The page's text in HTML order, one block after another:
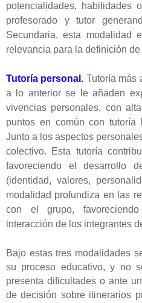
potencialidades, habilidades
profesorado y tutor
Secundaria, esta modalidad
relevancia para la definición
Tutoría personal. Tutoría más
a lo anterior se le añaden
vivencias personales, con alta
puntos en común con tutoría
Junto a los aspectos
colectivo. Esta tutoría
favoreciendo el desarrollo
(identidad, valores,
modalidad profundiza en las
con el grupo,
interacción de los integrantes
Bajo estas tres modalidades
su proceso educativo, y no
presenta dificultades o ante
de decisión sobre itinerarios